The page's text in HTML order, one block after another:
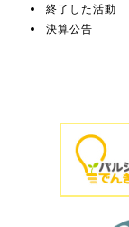
終了した活動
決算公告